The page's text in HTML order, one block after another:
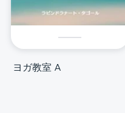
ヨガ教室 A